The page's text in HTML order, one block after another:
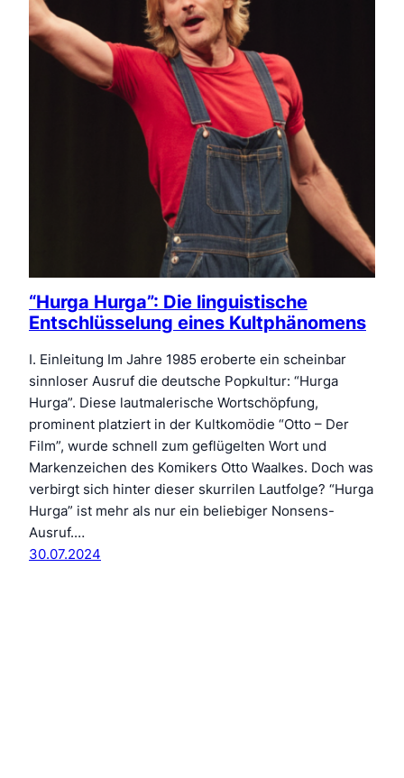
“Hurga Hurga”: Die linguistische
Entschlüsselung eines Kultphänomens
I. Einleitung Im Jahre 1985 eroberte ein scheinbar
sinnloser Ausruf die deutsche Popkultur: “Hurga
Hurga”. Diese lautmalerische Wortschöpfung,
prominent platziert in der Kultkomödie “Otto – Der
Film”, wurde schnell zum geflügelten Wort und
Markenzeichen des Komikers Otto Waalkes. Doch was
verbirgt sich hinter dieser skurrilen Lautfolge? “Hurga
Hurga” ist mehr als nur ein beliebiger Nonsens-
Ausruf.…
30.07.2024